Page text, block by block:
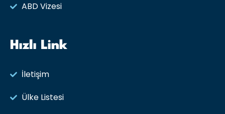
ABD Vizesi
Hızlı Link
İletişim
Ülke Listesi